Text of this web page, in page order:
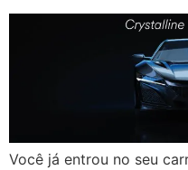
Você já entrou no seu